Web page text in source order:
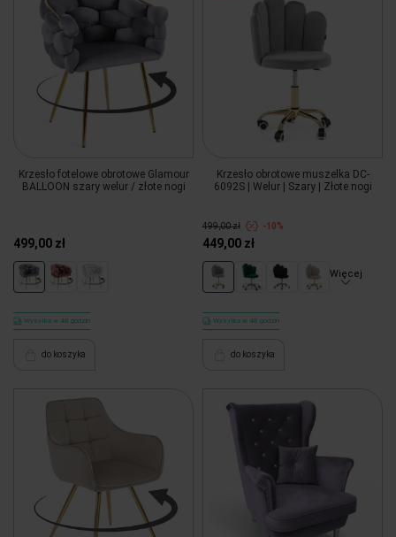
Krzesło fotelowe obrotowe Glamour
BALLOON szary welur / złote nogi
499,00 zł
Wysyłka w 48 godzin
do koszyka
Krzesło obrotowe muszelka DC-
6092S | Welur | Szary | Złote nogi
499,00 zł -10%
449,00 zł
Więcej
Wysyłka w 48 godzin
do koszyka